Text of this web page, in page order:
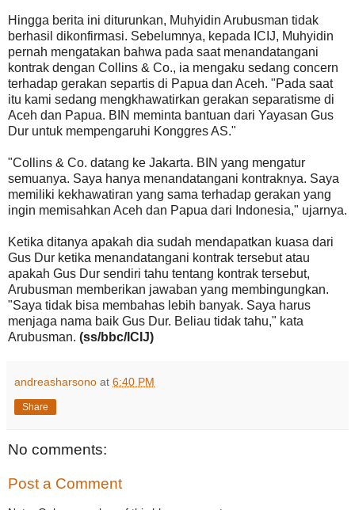
Hingga berita ini diturunkan, Muhyidin Arubusman tidak
berhasil dikonfirmasi. Sebelumnya, kepada ICIJ, Muhyidin
pernah mengatakan bahwa pada saat menandatangani
kontrak dengan Collins & Co., ia mengaku sedang concern
terhadap gerakan separtis di Papua dan Aceh. "Pada saat
itu kami sedang mengkhawatirkan gerakan separatisme di
Aceh dan Papua. BIN meminta bantuan dari Yayasan Gus
Dur untuk mempengaruhi Konggres AS."
"Collins & Co. datang ke Jakarta. BIN yang mengatur
semuanya. Saya hanya menandatangani kontraknya. Saya
memiliki kekhawatiran yang sama terhadap gerakan yang
ingin memisahkan Aceh dan Papua dari Indonesia," ujarnya.
Ketika ditanya apakah dia sudah mendapatkan kuasa dari
Gus Dur ketika menandatangani kontrak tersebut atau
apakah Gus Dur sendiri tahu tentang kontrak tersebut,
Arubusman memberikan jawaban yang membingungkan.
"Saya tidak bisa membahas lebih banyak. Saya harus
menjaga nama baik Gus Dur. Beliau tidak tahu," kata
Arubusman. (ss/bbc/ICIJ)
andreasharsono at 6:40 PM
Share
No comments:
Post a Comment